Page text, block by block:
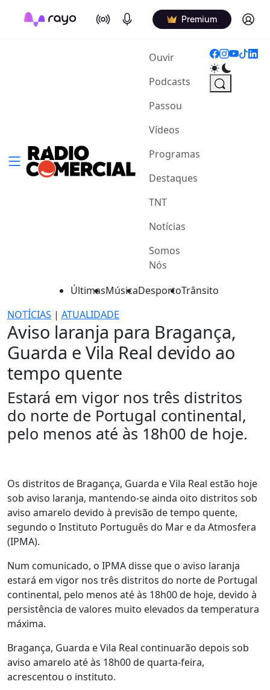
On Air Podcasts Premium Log in
Ouvir(current)
Podcasts
Passou
Vídeos
Programas
Destaques
TNT
Notícias
Somos
Nós
ÚltimasMúsicaDesportoTrânsito
NOTÍCIAS | ATUALIDADE
Aviso laranja para Bragança,
Guarda e Vila Real devido ao
tempo quente
Estará em vigor nos três distritos
do norte de Portugal continental,
pelo menos até às 18h00 de hoje.
Os distritos de Bragança, Guarda e Vila Real estão hoje
sob aviso laranja, mantendo-se ainda oito distritos sob
aviso amarelo devido à previsão de tempo quente,
segundo o Instituto Português do Mar e da Atmosfera
(IPMA).
Num comunicado, o IPMA disse que o aviso laranja
estará em vigor nos três distritos do norte de Portugal
continental, pelo menos até às 18h00 de hoje, devido à
persistência de valores muito elevados da temperatura
máxima.
Bragança, Guarda e Vila Real continuarão depois sob
aviso amarelo até às 18h00 de quarta-feira,
acrescentou o instituto.